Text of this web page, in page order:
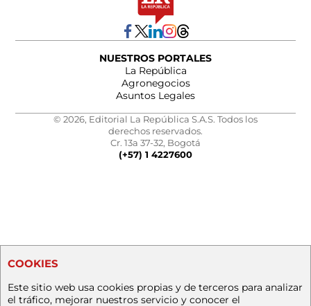
NUESTROS PORTALES
La República
Agronegocios
Asuntos Legales
© 2026, Editorial La República S.A.S. Todos los
derechos reservados.
Cr. 13a 37-32, Bogotá
(+57) 1 4227600
COOKIES
Este sitio web usa cookies propias y de terceros para analizar
el tráfico, mejorar nuestros servicio y conocer el